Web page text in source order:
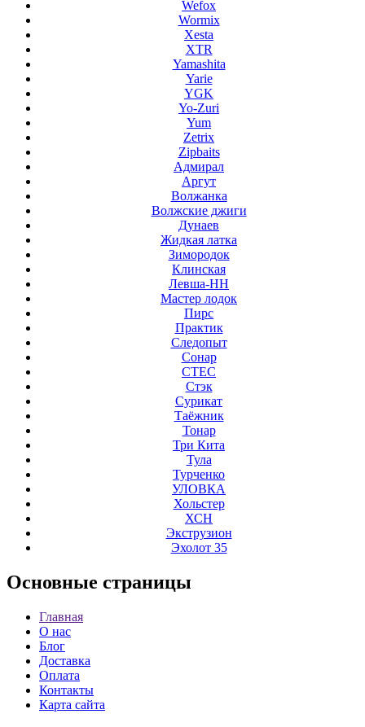
Wefox
Wormix
Xesta
XTR
Yamashita
Yarie
YGK
Yo-Zuri
Yum
Zetrix
Zipbaits
Адмирал
Аргут
Волжанка
Волжские джиги
Дунаев
Жидкая латка
Зимородок
Клинская
Левша-НН
Мастер лодок
Пирс
Практик
Следопыт
Сонар
СТЕС
Стэк
Сурикат
Таёжник
Тонар
Три Кита
Тула
Турченко
УЛОВКА
Хольстер
ХСН
Экструзион
Эхолот 35
Основные страницы
Главная
О нас
Блог
Доставка
Оплата
Контакты
Карта сайта